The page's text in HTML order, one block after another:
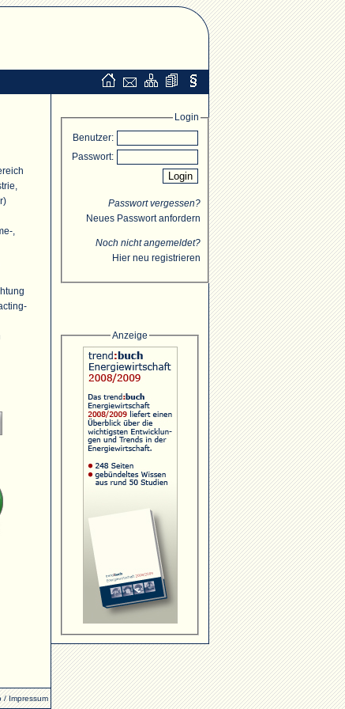
,
Login
Benutzer:
Passwort:
Passwort vergessen?
Neues Passwort anfordern
Noch nicht angemeldet?
Hier neu registrieren
Anzeige
/Impressum